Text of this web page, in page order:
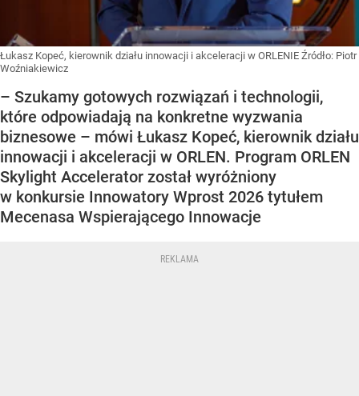
Łukasz Kopeć, kierownik działu innowacji i akceleracji w ORLENIE Źródło: Piotr
Woźniakiewicz
– Szukamy gotowych rozwiązań i technologii,
które odpowiadają na konkretne wyzwania
biznesowe – mówi Łukasz Kopeć, kierownik działu
innowacji i akceleracji w ORLEN. Program ORLEN
Skylight Accelerator został wyróżniony
w konkursie Innowatory Wprost 2026 tytułem
Mecenasa Wspierającego Innowacje